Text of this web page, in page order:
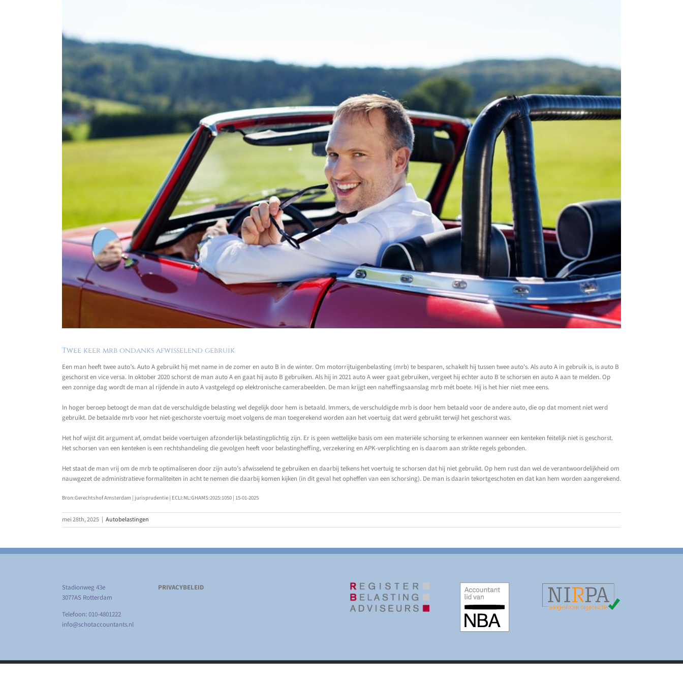
Twee keer mrb ondanks afwisselend gebruik
Een man heeft twee auto’s. Auto A gebruikt hij met name in de zomer en auto B in de winter. Om motorrijtuigenbelasting (mrb) te besparen, schakelt hij tussen twee auto's. Als auto A in gebruik is, is auto B
geschorst en vice versa. In oktober 2020 schorst de man auto A en gaat hij auto B gebruiken. Als hij in 2021 auto A weer gaat gebruiken, vergeet hij echter auto B te schorsen en auto A aan te melden. Op
een zonnige dag wordt de man al rijdende in auto A vastgelegd op elektronische camerabeelden. De man krijgt een naheffingsaanslag mrb mét boete. Hij is het hier niet mee eens.
In hoger beroep betoogt de man dat de verschuldigde belasting wel degelijk door hem is betaald. Immers, de verschuldigde mrb is door hem betaald voor de andere auto, die op dat moment niet werd
gebruikt. De betaalde mrb voor het niet-geschorste voertuig moet volgens de man toegerekend worden aan het voertuig dat werd gebruikt terwijl het geschorst was.
Het hof wijst dit argument af, omdat beide voertuigen afzonderlijk belastingplichtig zijn. Er is geen wettelijke basis om een materiële schorsing te erkennen wanneer een kenteken feitelijk niet is geschorst.
Het schorsen van een kenteken is een rechtshandeling die gevolgen heeft voor belastingheffing, verzekering en APK-verplichting en is daarom aan strikte regels gebonden.
Het staat de man vrij om de mrb te optimaliseren door zijn auto’s afwisselend te gebruiken en daarbij telkens het voertuig te schorsen dat hij niet gebruikt. Op hem rust dan wel de verantwoordelijkheid om
nauwgezet de administratieve formaliteiten in acht te nemen die daarbij komen kijken (in dit geval het opheffen van een schorsing). De man is daarin tekortgeschoten en dat kan hem worden aangerekend.
Bron:Gerechtshof Amsterdam | jurisprudentie | ECLI:NL:GHAMS:2025:1050 | 15-01-2025
mei 28th, 2025 | Autobelastingen
Stadionweg 43e
3077AS Rotterdam
Telefoon: 010-4801222
info@schotaccountants.nl
PRIVACYBELEID